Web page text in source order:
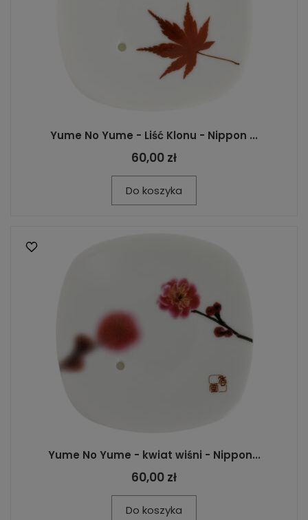
Yume No Yume - Liść Klonu - Nippon ...
60,00 zł
Do koszyka
Yume No Yume - kwiat wiśni - Nippon...
60,00 zł
Do koszyka